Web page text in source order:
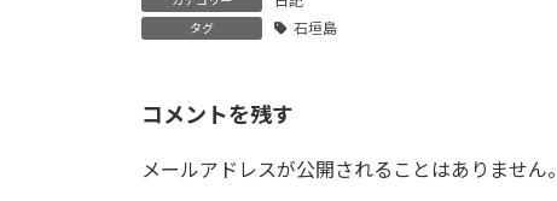
タグ 石垣島
コメントを残す
メールアドレスが公開されることはありません。